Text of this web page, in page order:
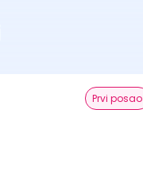
Prvi posao